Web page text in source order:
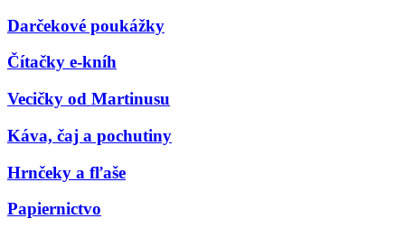
Darčekové poukážky
Čítačky e-kníh
Vecičky od Martinusu
Káva, čaj a pochutiny
Hrnčeky a fľaše
Papiernictvo